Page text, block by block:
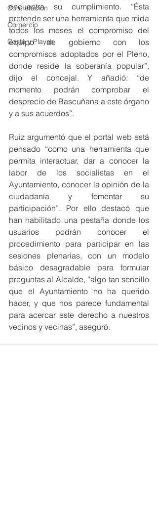
Contratación
Comercio
Costa y Playas
encuentra su cumplimiento. “Ésta
pretende ser una herramienta que mida
todos los meses el compromiso del
equipo de gobierno con los
compromisos adoptados por el Pleno,
donde reside la soberanía popular”,
dijo el concejal. Y añadió: “de
momento podrán comprobar el
desprecio de Bascuñana a este órgano
y a sus acuerdos”.
Ruiz argumentó que el portal web está
pensado “como una herramienta que
permita interactuar, dar a conocer la
labor de los socialistas en el
Ayuntamiento, conocer la opinión de la
ciudadanía y fomentar su
participación”. Por ello destacó que
han habilitado una pestaña donde los
usuarios podrán conocer el
procedimiento para participar en las
sesiones plenarias, con un modelo
básico desagradable para formular
preguntas al Alcalde, “algo tan sencillo
que el Ayuntamiento no ha querido
hacer, y que nos parece fundamental
para acercar este derecho a nuestros
vecinos y vecinas”, aseguró.